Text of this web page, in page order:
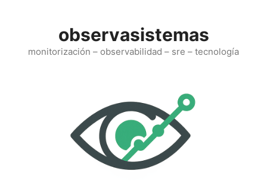
observasistemas
monitorización – observabilidad – sre – tecnología